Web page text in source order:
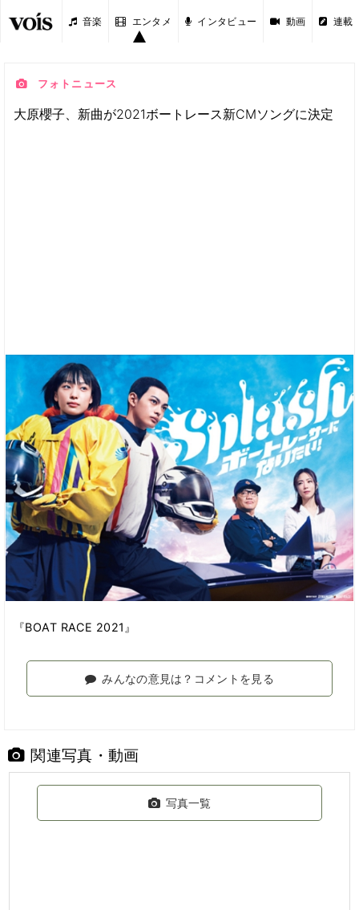
音楽 エンタメ インタビュー 動画 連載
フォトニュース
大原櫻子、新曲が2021ボートレース新CMソングに決定
『BOAT RACE 2021』
みんなの意見は？コメントを見る
関連写真・動画
写真一覧